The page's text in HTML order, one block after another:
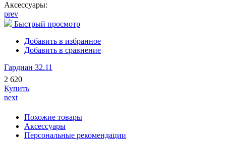
Аксессуары:
prev
Быстрый просмотр
Добавить в избранное
Добавить в сравнение
Гардиан 32.11
2 620
Купить
next
Похожие товары
Аксессуары
Персональные рекомендации